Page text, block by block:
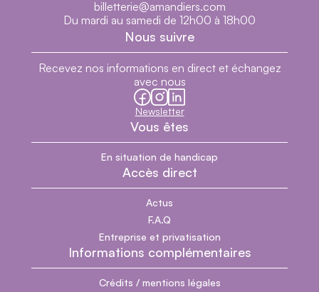
billetterie@amandiers.com
Du mardi au samedi de 12h00 à 18h00
Nous suivre
Recevez nos informations en direct et échangez
avec nous
facebook
instagram
linkedin
Newsletter
Vous êtes
En situation de handicap
Accès direct
Actus
F.A.Q
Entreprise et privatisation
Informations complémentaires
Crédits / mentions légales